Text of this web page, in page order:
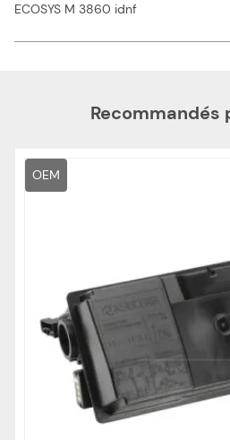
ECOSYS M 3860 idnf
Recommandés
OEM